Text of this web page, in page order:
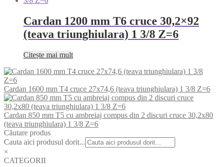
Cardan 1200 mm T6 cruce 30,2×92
(teava triunghiulara) 1 3/8 Z=6
Citește mai mult
Cardan 1600 mm T4 cruce 27x74,6 (teava triunghiulara) 1 3/8 Z=6
Cardan 850 mm T5 cu ambreiaj compus din 2 discuri cruce 30,2x80
(teava triunghiulara) 1 3/8 Z=6
Căutare produs
Cauta aici produsul dorit...
×
CATEGORII